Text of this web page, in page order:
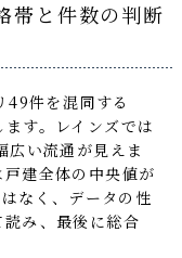
帯と件数の判断
49件を混同する
す。レインズでは
広い流通が見えま
建全体の中央値が
なく、データの性
み、最後に総合